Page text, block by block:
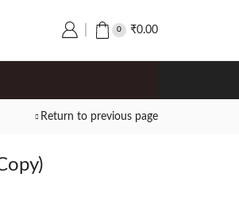
0 ₹0.00
Return to previous page